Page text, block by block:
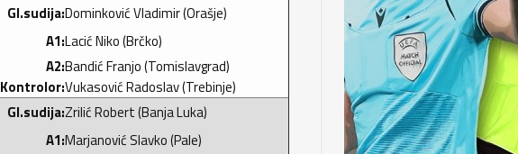
Gl.sudija:Dominković Vladimir (Orašje)
A1:Lacić Niko (Brčko)
A2:Bandić Franjo (Tomislavgrad)
Kontrolor:Vukasović Radoslav (Trebinje)
Gl.sudija:Zrilić Robert (Banja Luka)
A1:Marjanović Slavko (Pale)